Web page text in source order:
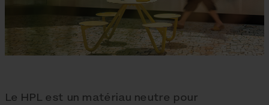
Le HPL est un matériau neutre pour